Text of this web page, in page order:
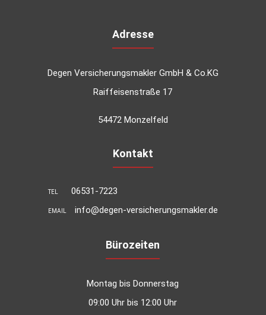
Adresse
Degen Versicherungsmakler GmbH & Co.KG
Raiffeisenstraße 17
54472 Monzelfeld
Kontakt
TEL 06531-7223
EMAIL info@degen-versicherungsmakler.de
Bürozeiten
Montag bis Donnerstag
09:00 Uhr bis 12:00 Uhr